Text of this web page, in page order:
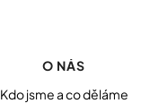
O NÁS
Kdo jsme a co děláme